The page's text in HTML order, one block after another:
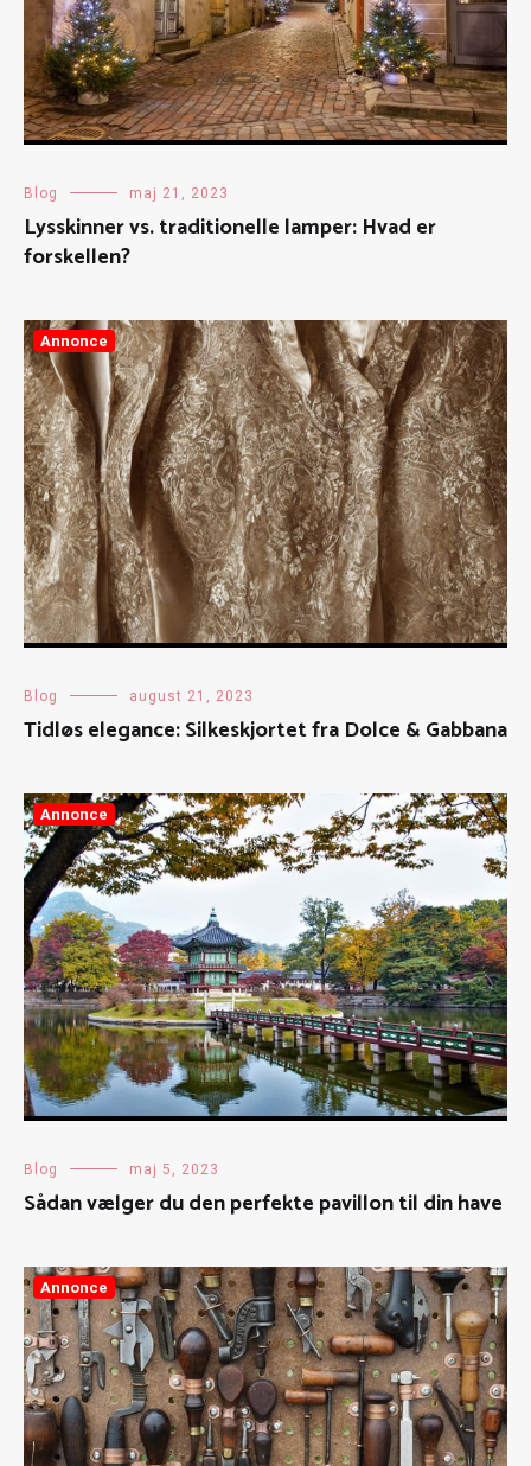
Blog maj 21, 2023
Lysskinner vs. traditionelle lamper: Hvad er
forskellen?
Annonce
Blog august 21, 2023
Tidløs elegance: Silkeskjortet fra Dolce & Gabbana
Annonce
Blog maj 5, 2023
Sådan vælger du den perfekte pavillon til din have
Annonce